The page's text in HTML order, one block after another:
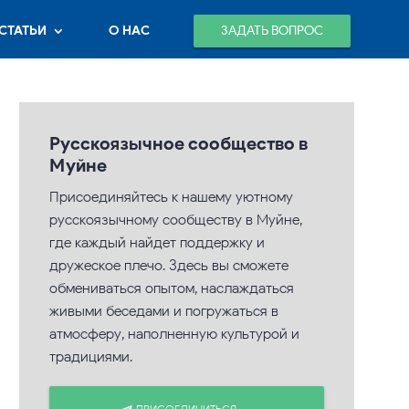
О НАС ЗАДАТЬ ВОПРОС
Русскоязычное сообщество в
Муйне
Присоединяйтесь к нашему уютному
русскоязычному сообществу в Муйне,
где каждый найдет поддержку и
дружеское плечо. Здесь вы сможете
обмениваться опытом, наслаждаться
живыми беседами и погружаться в
атмосферу, наполненную культурой и
традициями.